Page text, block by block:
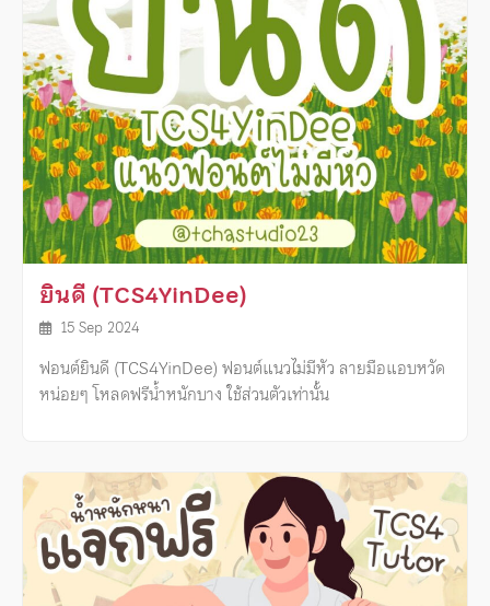
ยินดี (TCS4YinDee)
15 Sep 2024
ฟอนต์ยินดี (TCS4YinDee) ฟอนต์แนวไม่มีหัว ลายมือแอบหวัด
หน่อยๆ โหลดฟรีน้ำหนักบาง ใช้ส่วนตัวเท่านั้น